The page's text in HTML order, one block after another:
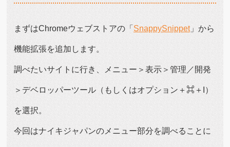
まずはChromeウェブストアの「SnappySnippet」から
機能拡張を追加します。
調べたいサイトに行き、メニュー＞表示＞管理／開発
＞デベロッパーツール（もしくはオプション＋⌘＋I）
を選択。
今回はナイキジャパンのメニュー部分を調べることに